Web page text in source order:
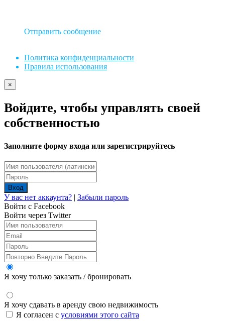
Отправить сообщение
Политика конфиденциальности
Правила использования
×
Войдите, чтобы управлять своей
собственностью
Заполните форму входа или зарегистрируйтесь
Вход
У вас нет аккаунта? | Забыли пароль
Войти с Facebook
Войти через Twitter
Я хочу только заказать / бронировать
Я хочу сдавать в аренду свою недвижимость
Я согласен с условиями этого сайта